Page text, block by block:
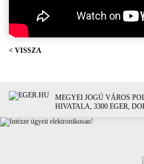
< VISSZA
MEGYEI JOGÚ VÁROS
HIVATALA, 3300 EGER,